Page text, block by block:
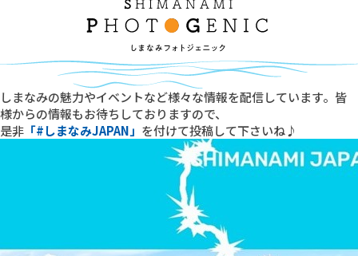
しまなみの魅力やイベントなど様々な情報を配信しています。皆
様からの情報もお待ちしておりますので、
是非 「#しまなみJAPAN」 を付けて投稿して下さいね♪